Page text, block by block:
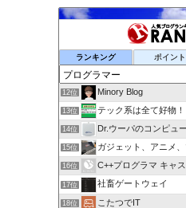
ランキング ポイント
12位 Minory Blog
13位 テック系は全て好物！
14位 Dr.ウーパのコンピュ
15位 ガジェット、アニメ、マンガ
16位 C++プログラマ キャ
17位 社畜ゲートウェイ
18位 こたつでIT